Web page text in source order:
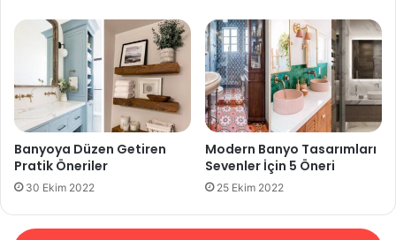
Banyoya Düzen Getiren
Pratik Öneriler
30 Ekim 2022
Modern Banyo Tasarımları
Sevenler İçin 5 Öneri
25 Ekim 2022